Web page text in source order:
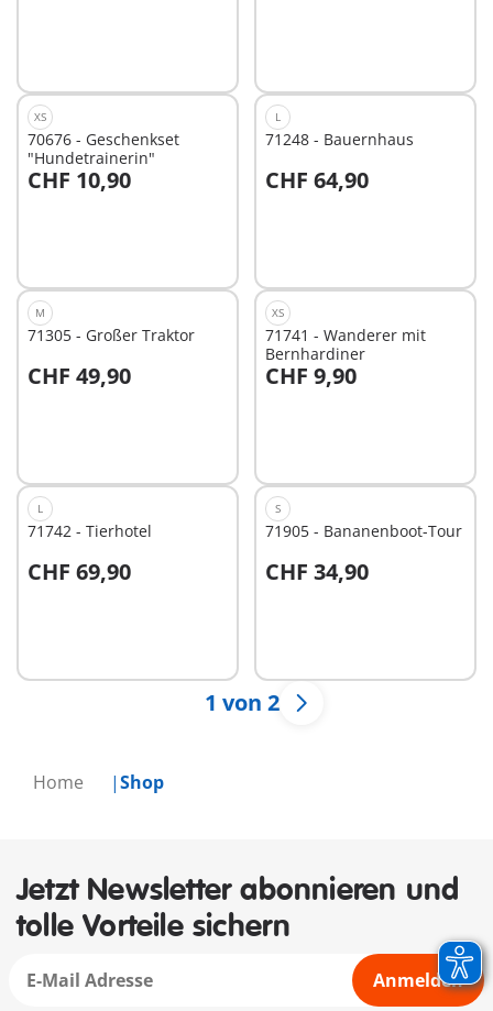
Home Shop
XS
70676 - Geschenkset
"Hundetrainerin"
CHF 10,90
L
71248 - Bauernhaus
CHF 64,90
M
71305 - Großer Traktor
CHF 49,90
XS
71741 - Wanderer mit
Bernhardiner
CHF 9,90
In den Warenkorb
L
71742 - Tierhotel
CHF 69,90
In den Warenkorb
S
71905 - Bananenboot-Tour
CHF 34,90
In den Warenkorb
1 von 2
Jetzt Newsletter abonnieren und
tolle Vorteile sichern
Anmelden